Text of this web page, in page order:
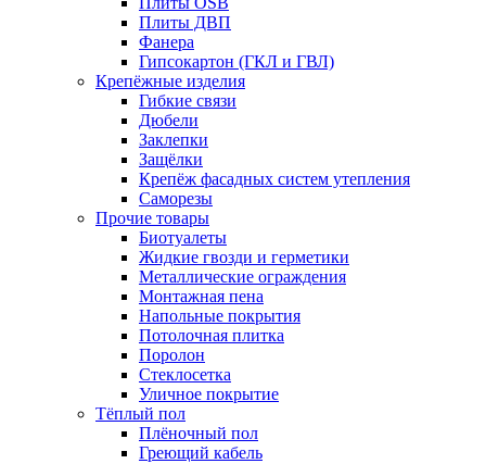
Плиты ДВП
Фанера
Гипсокартон (ГКЛ и ГВЛ)
Крепёжные изделия
Гибкие связи
Дюбели
Заклепки
Защёлки
Крепёж фасадных систем утепления
Саморезы
Прочие товары
Биотуалеты
Жидкие гвозди и герметики
Металлические ограждения
Монтажная пена
Напольные покрытия
Потолочная плитка
Поролон
Стеклосетка
Уличное покрытие
Тёплый пол
Плёночный пол
Греющий кабель